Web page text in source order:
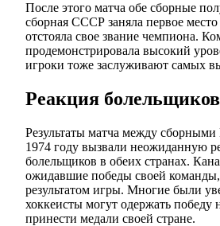
После этого матча обе сборные
сборная СССР заняла первое
отстояла свое звание чемпиона.
продемонстрировала высокий
игроки тоже заслуживают самых
Реакция болельщиков
Результаты матча между
1974 году вызвали неожиданную
болельщиков в обеих странах.
ожидавшие победы своей
результатом игры. Многие были
хоккеисты могут одержать
принести медали своей стране.